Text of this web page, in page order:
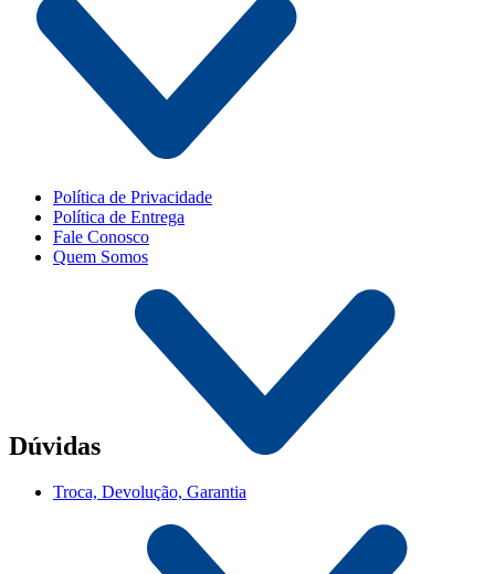
Política de Privacidade
Política de Entrega
Fale Conosco
Quem Somos
Dúvidas
Troca, Devolução, Garantia